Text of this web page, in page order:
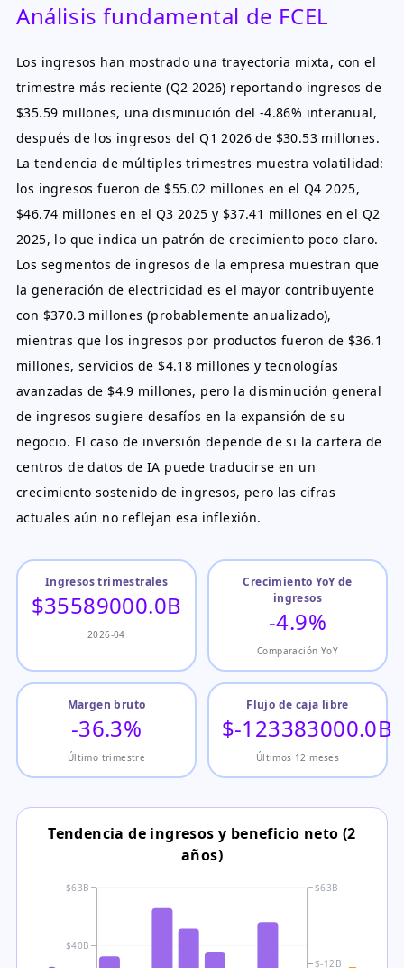
Análisis fundamental de FCEL
Los ingresos han mostrado una trayectoria mixta, con el
trimestre más reciente (Q2 2026) reportando ingresos de
$35.59 millones, una disminución del -4.86% interanual,
después de los ingresos del Q1 2026 de $30.53 millones.
La tendencia de múltiples trimestres muestra volatilidad:
los ingresos fueron de $55.02 millones en el Q4 2025,
$46.74 millones en el Q3 2025 y $37.41 millones en el Q2
2025, lo que indica un patrón de crecimiento poco claro.
Los segmentos de ingresos de la empresa muestran que
la generación de electricidad es el mayor contribuyente
con $370.3 millones (probablemente anualizado),
mientras que los ingresos por productos fueron de $36.1
millones, servicios de $4.18 millones y tecnologías
avanzadas de $4.9 millones, pero la disminución general
de ingresos sugiere desafíos en la expansión de su
negocio. El caso de inversión depende de si la cartera de
centros de datos de IA puede traducirse en un
crecimiento sostenido de ingresos, pero las cifras
actuales aún no reflejan esa inflexión.
Ingresos trimestrales
$35589000.0B
2026-04
Crecimiento YoY de
ingresos
-4.9%
Comparación YoY
Margen bruto
-36.3%
Último trimestre
Flujo de caja libre
$-123383000.0B
Últimos 12 meses
Tendencia de ingresos y beneficio neto (2
años)
$40B
$63B
$-12B
$63B